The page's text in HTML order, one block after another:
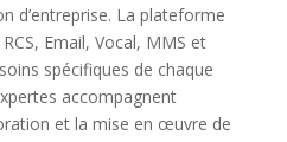
d’entreprise. La plateforme
Email, Vocal, MMS et
spécifiques de chaque
accompagnent
et la mise en œuvre de